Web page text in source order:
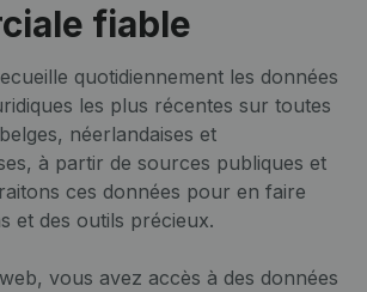
fiable
quotidiennement les données
les plus récentes sur toutes
néerlandaises et
à partir de sources publiques et
ces données pour en faire
et des outils précieux.
vous avez accès à des données